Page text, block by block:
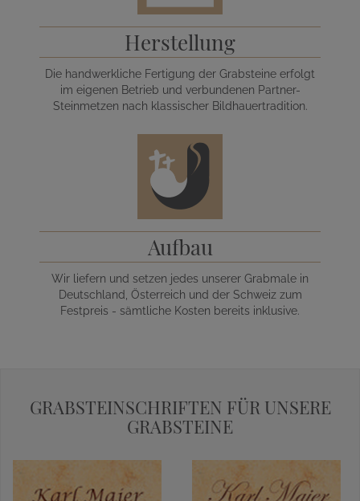
Herstellung
Die handwerkliche Fertigung der Grabsteine erfolgt
im eigenen Betrieb und verbundenen Partner-
Steinmetzen nach klassischer Bildhauertradition.
Aufbau
Wir liefern und setzen jedes unserer Grabmale in
Deutschland, Österreich und der Schweiz zum
Festpreis - sämtliche Kosten bereits inklusive.
GRABSTEINSCHRIFTEN FÜR UNSERE
GRABSTEINE